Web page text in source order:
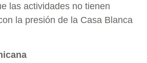
las actividades no tienen
la presión de la Casa Blanca